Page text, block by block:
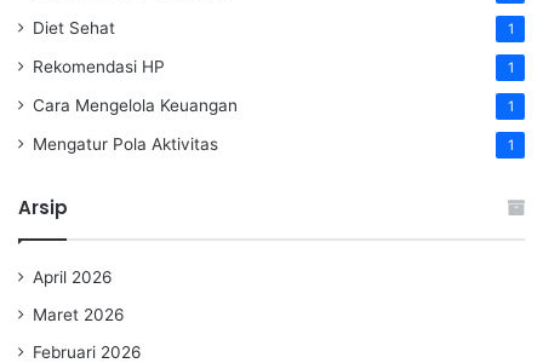
Diet Sehat 1
Rekomendasi HP 1
Cara Mengelola Keuangan 1
Mengatur Pola Aktivitas 1
Arsip
April 2026
Maret 2026
Februari 2026